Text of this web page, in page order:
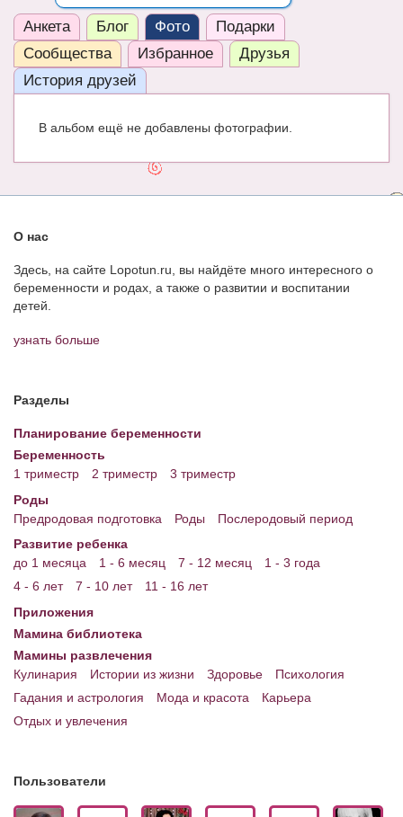
ЧАТ
КНИГИ
МОДА И КРАСОТА
КОНКУРСЫ
СООБЩЕСТВА
БЛОГИ
Календарь беременности
МАМИНА БИБЛИОТЕКА
Имена. Святцы
Энциклопедия беременных
Мамина энциклопедия
СЕРВИСЫ И ПРИЛОЖЕНИЯ
Сервис. Оценка роста и веса ребенка
Полезные ссылки
НОВОСТИ ЛОПОТУНА
Анкета Блог Фото
Подарки
Сообщества
Избранное
Друзья
История друзей
В альбом ещё не добавлены фотографии.
О нас
Здесь, на сайте Lopotun.ru, вы найдёте много интересного о
беременности и родах, а также о развитии и воспитании
детей.
узнать больше
Разделы
Планирование беременности
Беременность
1 триместр
2 триместр
3 триместр
Роды
Предродовая подготовка
Роды
Послеродовый период
Развитие ребенка
до 1 месяца
1 - 6 месяц 7 - 12 месяц
1 - 3 года
4 - 6 лет
7 - 10 лет
11 - 16 лет
Приложения
Мамина библиотека
Мамины развлечения
Кулинария
Истории из жизни Здоровье
Психология
Гадания и астрология
Мода и красота
Карьера
Отдых и увлечения
Пользователи